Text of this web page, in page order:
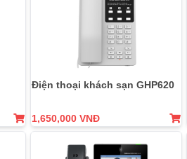
Điện thoại khách sạn GHP620
1,650,000 VNĐ